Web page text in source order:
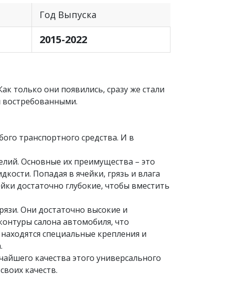
Год Выпуска
2015-2022
только они появились, сразу же стали
востребованными.
транспортного средства. И в
Основные их преимущества – это
Попадая в ячейки, грязь и влага
достаточно глубокие, чтобы вместить
Они достаточно высокие и
салона автомобиля, что
специальные крепления и
качества этого универсального
качеств.